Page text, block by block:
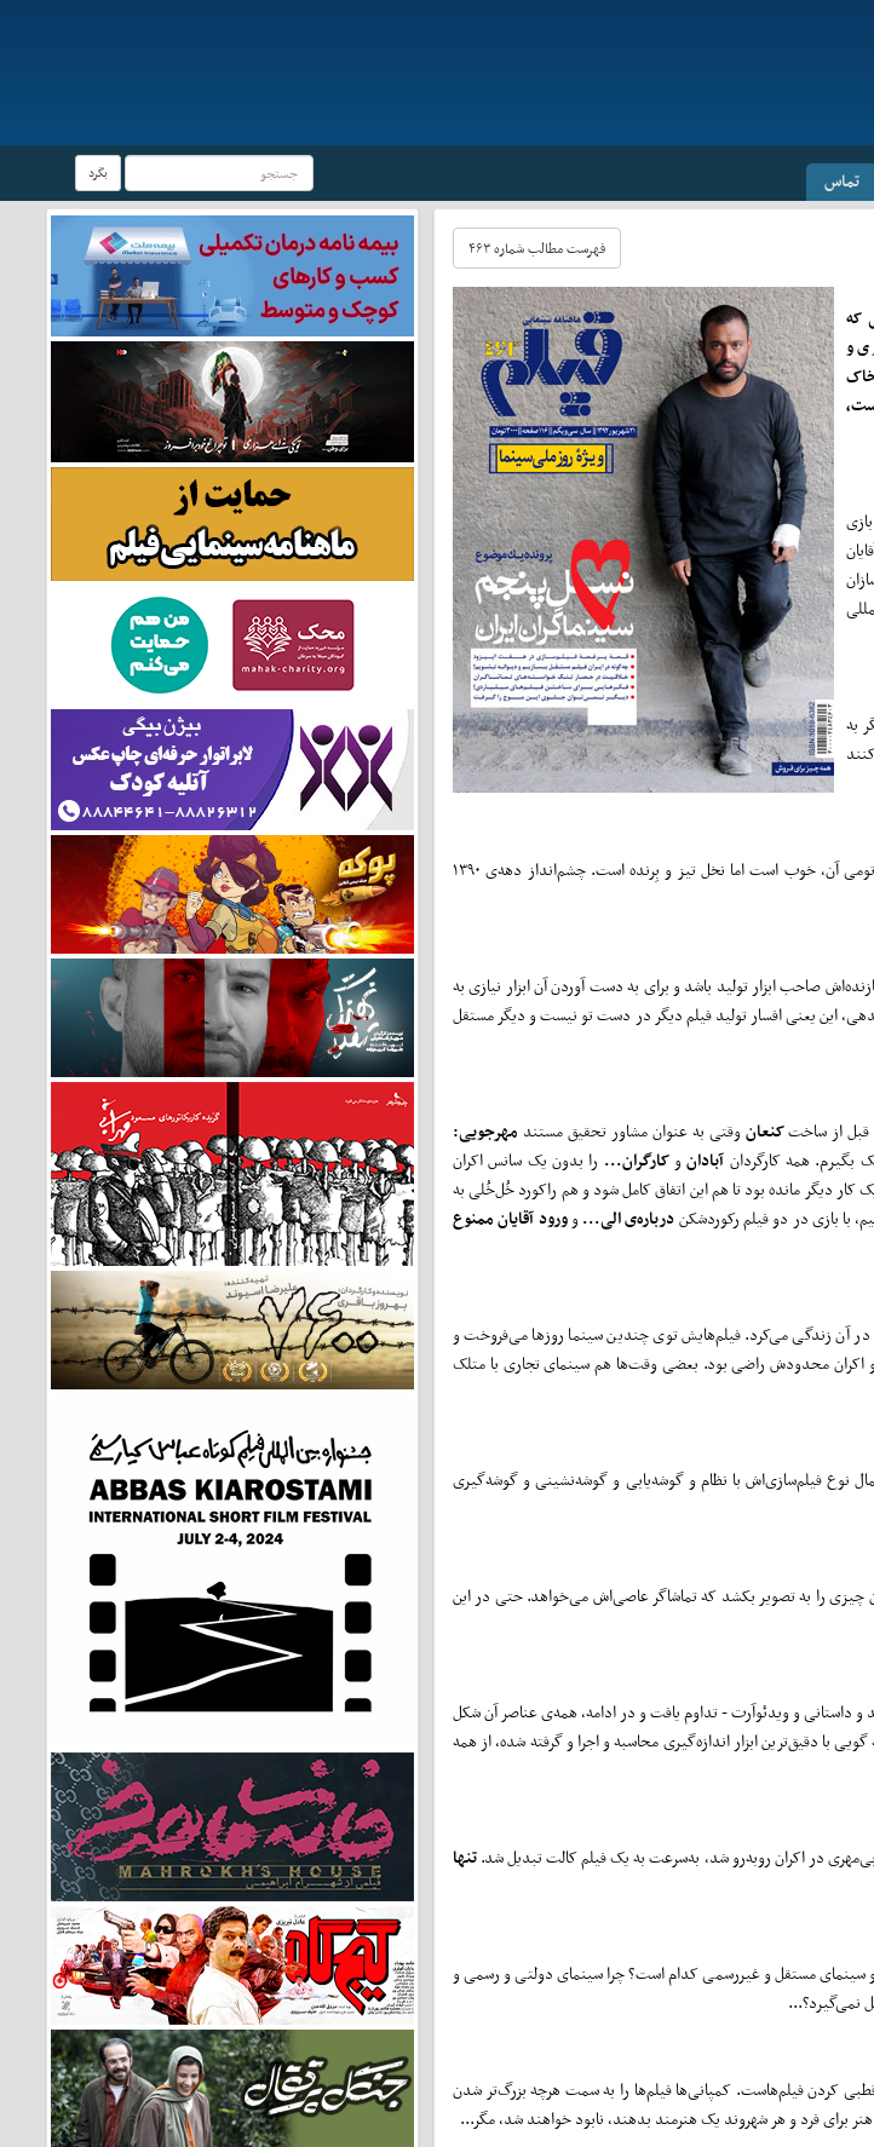
تماس بگرد
فهرست مطالب شماره ۴۶۳
که
و
خاک
به
دولت همه‌ی خراب‌کاری‌هایش را پشت مجسمه‌ی ‌اسکار‌ پنهان می‌کند. این مجسمه به‌ خاطر فرم آناتومی آن، خوب است اما نخل تیز و بِرنده است. چشم‌انداز دهه‌ی ۱۳۹۰
صاحب ابزار تولید باشد و برای به دست آوردن آن ابزار نیازی به
این یعنی افسار تولید فیلم دیگر در دست تو نیست و دیگر مستقل
قبل از ساختکنعان وقتی به عنوان مشاور تحقیق مستند مهرجویی:
بگیرم. همه کارگردان آبادانوکارگران... را بدون یک سانس اکران
دیگر مانده بود تا هم این اتفاق کامل شود و هم راکورد خُل‌خُلی به
با بازی در دو فیلم رکوردشکندرباره‌ی الی... وورود آقایان ممنوع
آن زندگی می‌کرد. فیلم‌هایش توی چندین سینما روز‌ها می‌فروخت و
محدودش راضی بود. بعضی وقت‌ها هم سینمای تجاری با متلک
نوع فیلم‌سازی‌اش با نظام و گوشه‌یابی و گوشه‌نشینی و گوشه‌گیری
چیزی را به تصویر بکشد که تماشاگر عاصی‌اش می‌خواهد. حتی در این
و ویدئوآرت - تداوم یافت و در ادامه، همه‌ی عناصر آن شکل
با دقیق‌ترین ابزار اندازه‌گیری محاسبه و اجرا و گرفته شده، از همه
بی‌مهری در اکران روبه‌رو شد، به‌سرعت به یک فیلم کالت تبدیل شد.تنها
سینمای مستقل و غیررسمی کدام است؟ چرا سینمای دولتی و رسمی و
نمی‌گیرد؟...
کردن فیلم‌هاست. کمپانی‌ها فیلم‌ها را به سمت هرچه بزرگ‌تر شدن
برای فرد و هر شهروند یک هنرمند بدهند، نابود خواهند شد، مگر...